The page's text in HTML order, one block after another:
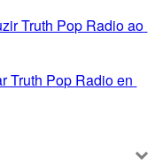
Truth Pop Radio ao
Truth Pop Radio en